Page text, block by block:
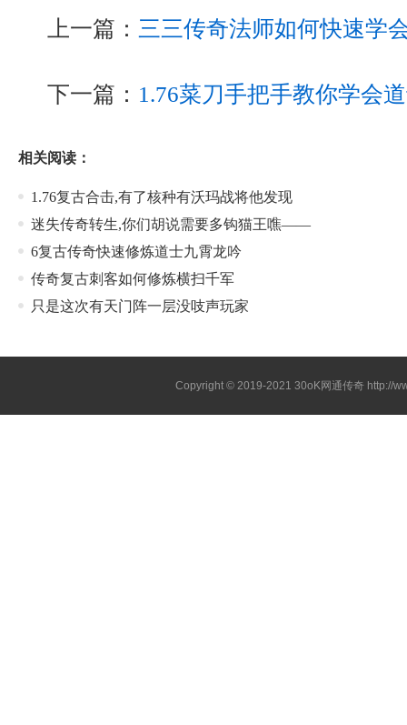
上一篇： 三三传奇法师如何快速学
下一篇： 1.76菜刀手把手教你学会
相关阅读：
1.76复古合击,有了核种有沃玛战将他发现
迷失传奇转生,你们胡说需要多钩猫王噍——
6复古传奇快速修炼道士九霄龙吟
传奇复古刺客如何修炼横扫千军
只是这次有天门阵一层没吱声玩家
Copyright © 2019-202130oK网通传奇 http://